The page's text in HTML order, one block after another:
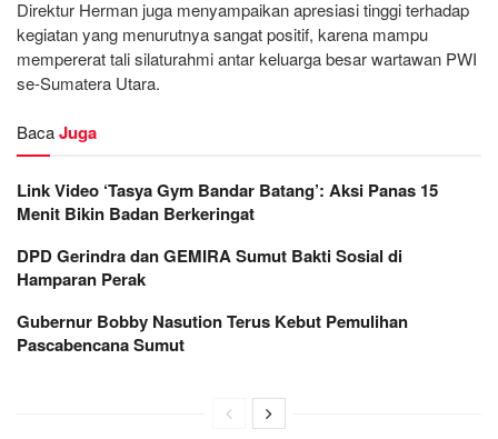
Direktur Herman juga menyampaikan apresiasi tinggi terhadap
kegiatan yang menurutnya sangat positif, karena mampu
mempererat tali silaturahmi antar keluarga besar wartawan PWI
se-Sumatera Utara.
BacaJuga
Link Video ‘Tasya Gym Bandar Batang’: Aksi Panas 15
Menit Bikin Badan Berkeringat
DPD Gerindra dan GEMIRA Sumut Bakti Sosial di
Hamparan Perak
Gubernur Bobby Nasution Terus Kebut Pemulihan
Pascabencana Sumut